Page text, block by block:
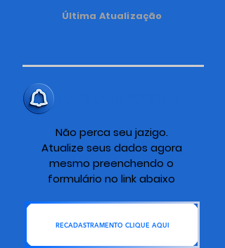
Última Atualização
Não perca seu jazigo.
Atualize seus dados agora
mesmo preenchendo o
formulário no link abaixo
RECADASTRAMENTO CLIQUE AQUI